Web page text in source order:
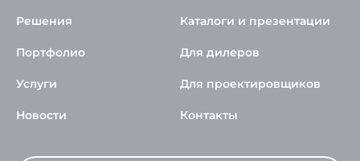
Решения
Портфолио
Услуги
Новости
Каталоги и презентации
Для дилеров
Для проектировщиков
Контакты